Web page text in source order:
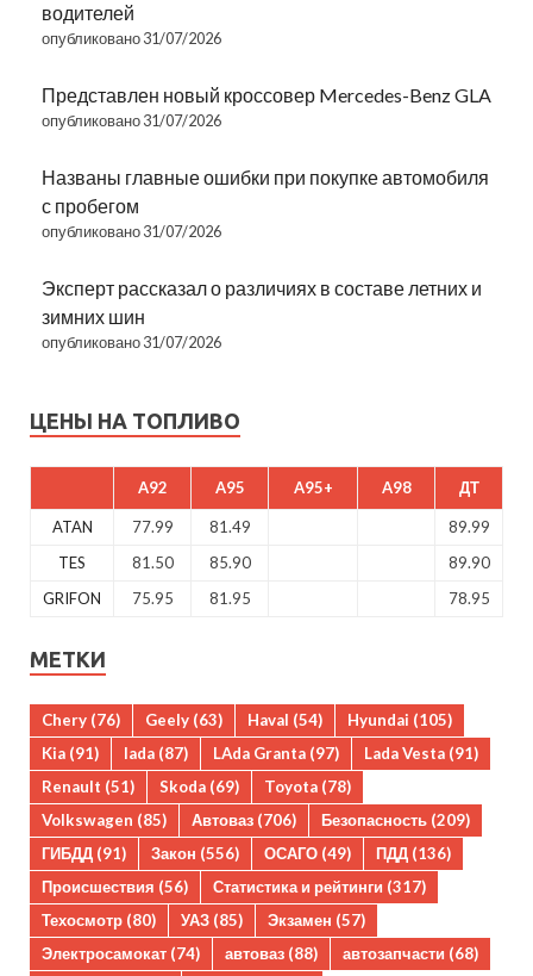
водителей
опубликовано 31/07/2026
Представлен новый кроссовер Mercedes-Benz GLA
опубликовано 31/07/2026
Названы главные ошибки при покупке автомобиля
с пробегом
опубликовано 31/07/2026
Эксперт рассказал о различиях в составе летних и
зимних шин
опубликовано 31/07/2026
ЦЕНЫ НА ТОПЛИВО
A92 A95 A95+ A98 ДТ
ATAN 77.99 81.49
89.99
TES
81.50 85.90
89.90
GRIFON
75.95 81.95 78.95
МЕТКИ
Chery (76) Geely (63) Haval (54) Hyundai (105)
Kia (91) lada (87) LAda Granta (97) Lada Vesta (91)
Renault (51) Skoda (69) Toyota (78)
Volkswagen (85) Автоваз (706) Безопасность (209)
ГИБДД (91) Закон (556) ОСАГО (49) ПДД (136)
Происшествия (56) Статистика и рейтинги (317)
Техосмотр (80) УАЗ (85) Экзамен (57)
Электросамокат (74) автоваз (88) автозапчасти (68)